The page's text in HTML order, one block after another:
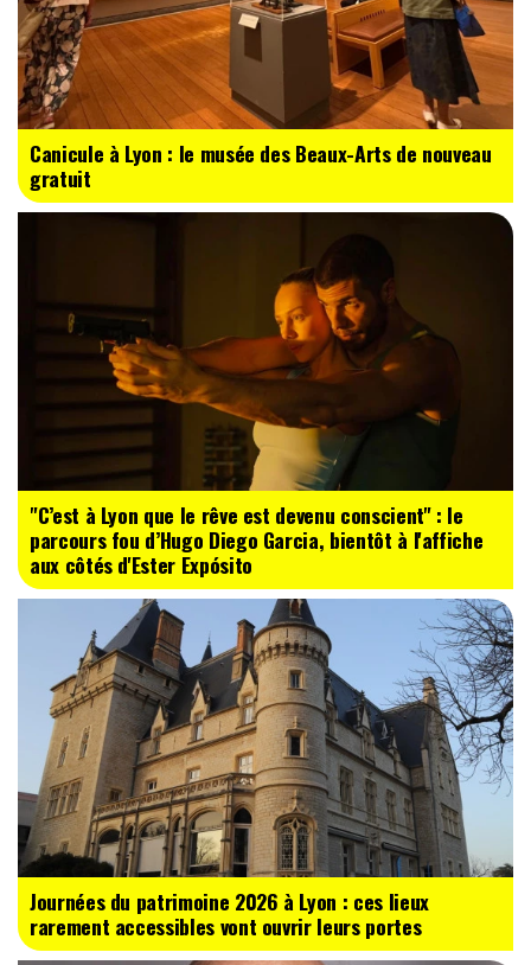
Canicule à Lyon : le musée des Beaux-Arts de nouveau
gratuit
"C’est à Lyon que le rêve est devenu conscient" : le
parcours fou d’Hugo Diego Garcia, bientôt à l'affiche
aux côtés d'Ester Expósito
Journées du patrimoine 2026 à Lyon : ces lieux
rarement accessibles vont ouvrir leurs portes